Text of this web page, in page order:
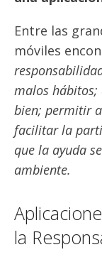
Entre las
móviles
malos hábitos;
bien; permitir
facilitar la
que la ayuda
ambiente.
la